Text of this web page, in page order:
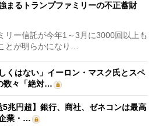
まるトランプファミリーの不正蓄財
ー信託が今年1～3月に3000回以上も
とが明らかになり…
くはない」イーロン・マスク氏とスペ
数々「絶対…
5兆円超】銀行、商社、ゼネコンは最高
業・…